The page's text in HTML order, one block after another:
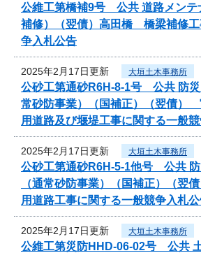
公維工第橋補9号 公共 道路メンテ
補修）（翌債）高田橋 橋梁補修工
争入札公告
2025年2月17日更新 大垣土木事務所
公砂工第通砂R6H-8-1号 公共 防
常砂防事業）（国補正）（翌債
用道路及び堰堤工事に関する一般
2025年2月17日更新 大垣土木事務所
公砂工第通砂R6H-5-1他号 公共
（通常砂防事業）（国補正）（
用道路工事に関する一般競争入札
2025年2月17日更新 大垣土木事務所
公維工第災防HHD-06-02号 公共